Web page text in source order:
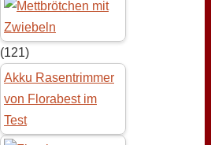
(121)
Akku Rasentrimmer
von Florabest im
Test